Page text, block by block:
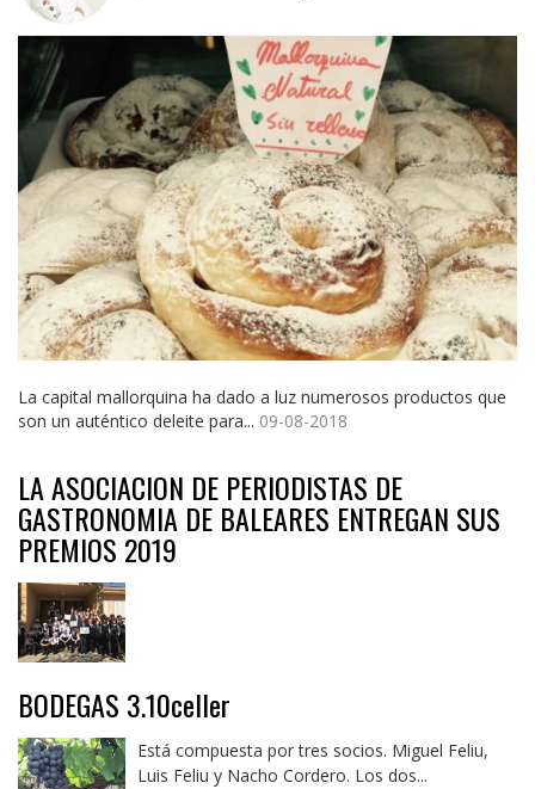
La capital mallorquina ha dado a luz numerosos productos que
son un auténtico deleite para... 09-08-2018
LA ASOCIACION DE PERIODISTAS DE
GASTRONOMIA DE BALEARES ENTREGAN SUS
PREMIOS 2019
BODEGAS 3.10celler
Está compuesta por tres socios. Miguel Feliu,
Luis Feliu y Nacho Cordero. Los dos...